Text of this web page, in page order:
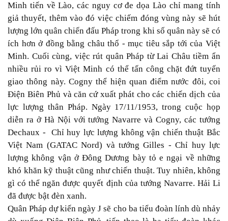
Minh tiến về Lào, các nguy cơ đe dọa Lào chỉ mang tính
giả thuyết, thêm vào đó việc chiếm đóng vùng này sẽ hút
lượng lớn quân chiến đấu Pháp trong khi số quân này sẽ có
ích hơn ở đồng bằng châu thổ - mục tiêu sắp tới của Việt
Minh. Cuối cùng, việc rút quân Pháp từ Lai Châu tiềm ẩn
nhiều rủi ro vì Việt Minh có thể tấn công chặt đứt tuyến
giao thông này. Cogny thể hiện quan điểm nước đôi, coi
Điện Biên Phủ và căn cứ xuất phát cho các chiến dịch của
lực lượng thân Pháp. Ngày 17/11/1953, trong cuộc họp
diễn ra ở Hà Nội với tướng Navarre và Cogny, các tướng
Dechaux - Chỉ huy lực lượng không vận chiến thuật Bắc
Việt Nam (GATAC Nord) và tướng Gilles - Chỉ huy lực
lượng không vận ở Đông Dương bày tỏ e ngại về những
khó khăn kỹ thuật cũng như chiến thuật. Tuy nhiên, không
gì có thể ngăn được quyết định của tướng Navarre. Hải Li
đã được bật đèn xanh.
Quân Pháp dự kiến ngày J sẽ cho ba tiểu đoàn lính dù nhảy